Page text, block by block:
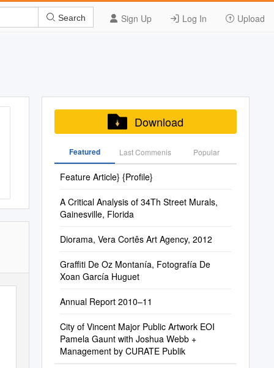
Sign Up Log In Upload
Search
Download
Featured Last Commenis Popular
Feature Article} {Profile}
A Critical Analysis of 34Th Street Murals,
Gainesville, Florida
Diorama, Vera Cortês Art Agency, 2012
Graffiti De Oz Montanía, Fotografía De
Xoan García Huguet
Annual Report 2010–11
City of Vincent Major Public Artwork EOI
Pamela Gaunt with Joshua Webb +
Management by CURATE Publik